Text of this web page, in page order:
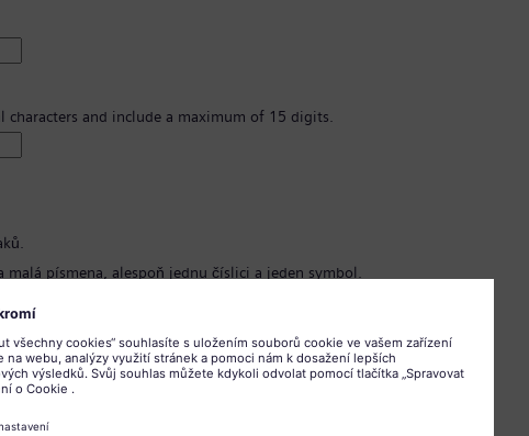
characters and include a maximum of 15 digits.
malá písmena, alespoň jednu číslici a jeden symbol.